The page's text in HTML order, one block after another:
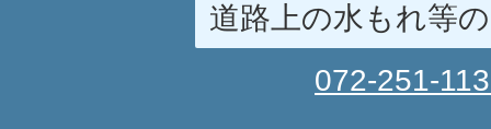
道路上の水もれ等
072-251-